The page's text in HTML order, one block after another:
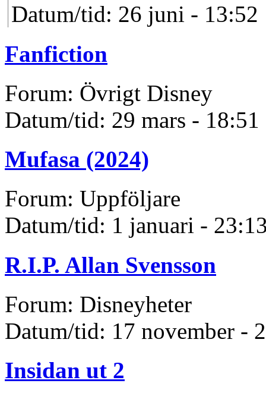
Datum/tid: 26 juni - 13:52
Fanfiction
Forum: Övrigt Disney
Datum/tid: 29 mars - 18:51
Mufasa (2024)
Forum: Uppföljare
Datum/tid: 1 januari -
R.I.P. Allan Svensson
Forum: Disneyheter
Datum/tid: 17 november -
Insidan ut 2